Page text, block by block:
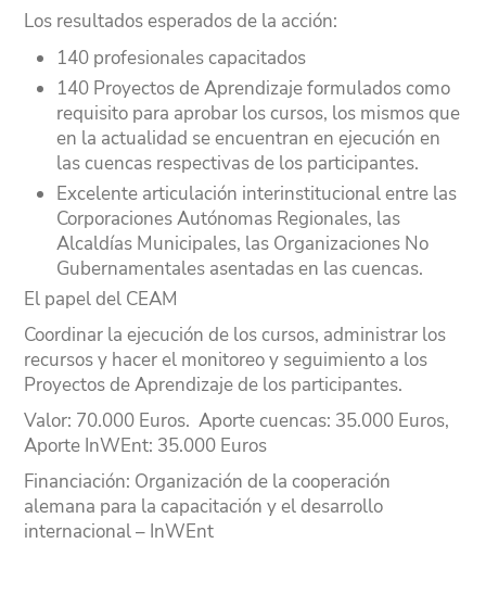
Experiencias 2018
Experiencias 2017
Experiencias 2016
Experiencias 2015
Experiencias 2014
Experiencias 2013
Experiencias 2011
Experiencias 2010
Experiencias 2009
Experiencias 2008
Los resultados esperados de la acción:
140 profesionales capacitados
140 Proyectos de Aprendizaje formulados como
requisito para aprobar los cursos, los mismos que
en la actualidad se encuentran en ejecución en
las cuencas respectivas de los participantes.
Excelente articulación interinstitucional entre las
Corporaciones Autónomas Regionales, las
Alcaldías Municipales, las Organizaciones No
Gubernamentales asentadas en las cuencas.
El papel del CEAM
Coordinar la ejecución de los cursos, administrar los
recursos y hacer el monitoreo y seguimiento a los
Proyectos de Aprendizaje de los participantes.
Valor: 70.000 Euros. Aporte cuencas: 35.000 Euros,
Aporte InWEnt: 35.000 Euros
Financiación: Organización de la cooperación
alemana para la capacitación y el desarrollo
internacional – InWEnt